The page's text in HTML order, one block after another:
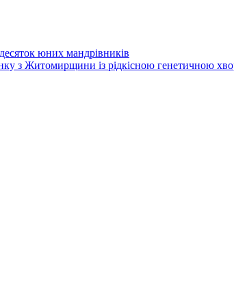
юних мандрівників
з Житомирщини із рідкісною генетичною